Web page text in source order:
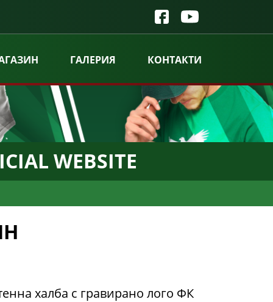
ГАЛЕРИЯ КОНТАКТИ
WEBSITE
халба с гравирано лого ФК